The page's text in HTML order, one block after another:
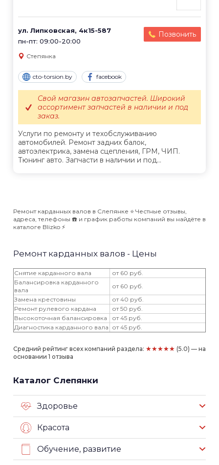
ул. Липковская, 4к15-587
пн-пт: 09:00-20:00
Позвонить
Степянка
cto-torsion.by facebook
Услуги по ремонту и техобслуживанию
автомобилей. Ремонт задних балок,
автоэлектрика, замена сцепления, ГРМ, ЧИП.
Тюнинг авто. Запчасти в наличии и под...
Свой магазин автозапчастей. Широкий
ассортимент запчастей в наличии и под
заказ.
Ремонт карданных валов в Слепянке ⭐️ Честные отзывы,
адреса, телефоны ☎️ и график работы компаний вы найдёте в
каталоге Blizko ⚡️
Ремонт карданных валов - Цены
Снятие карданного вала
от 60 руб.
Балансировка карданного
вала
от 60 руб.
Замена крестовины
от 40 руб.
Ремонт рулевого кардана
от 50 руб.
Высокоточная балансировка
от 45 руб.
Диагностика карданного вала от 45 руб.
Средний рейтинг всех компаний раздела: ★★★★★ (5.0) — на
основании 1 отзыва
Каталог Слепянки
Здоровье
Красота
Обучение, развитие